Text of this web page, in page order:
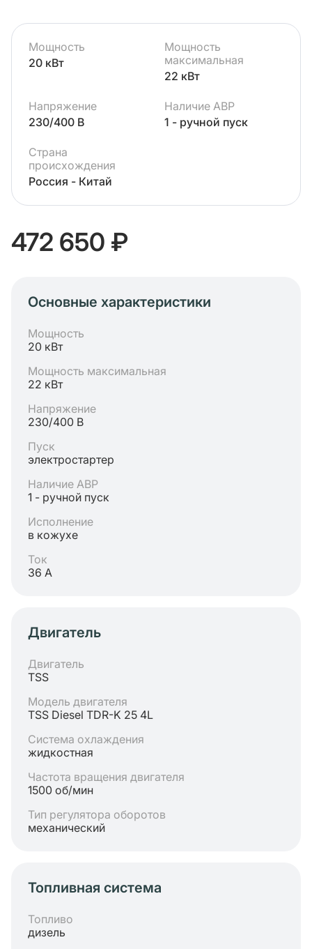
Мощность
20 кВт
Мощность
максимальная
22 кВт
Напряжение
230/400 В
Наличие АВР
1 - ручной пуск
Страна
происхождения
Россия - Китай
472 650 ₽
Основные характеристики
Мощность
20 кВт
Мощность максимальная
22 кВт
Напряжение
230/400 В
Пуск
электростартер
Наличие АВР
1 - ручной пуск
Исполнение
в кожухе
Ток
36 А
Двигатель
Двигатель
TSS
Модель двигателя
TSS Diesel TDR-K 25 4L
Система охлаждения
жидкостная
Частота вращения двигателя
1500 об/мин
Тип регулятора оборотов
механический
Топливная система
Топливо
дизель